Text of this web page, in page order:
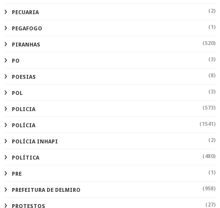
PECUARIA (2)
PEGAFOGO (1)
PIRANHAS (520)
PO (3)
POESIAS (8)
POL (3)
POLICIA (573)
POLÍCIA (1541)
POLÍCIA INHAPI (2)
POLÍTICA (480)
PRE (1)
PREFEITURA DE DELMIRO (958)
PROTESTOS (27)